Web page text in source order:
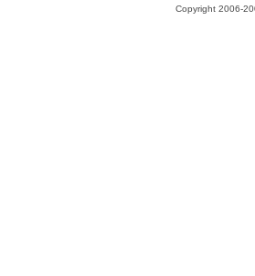
Copyright 2006-